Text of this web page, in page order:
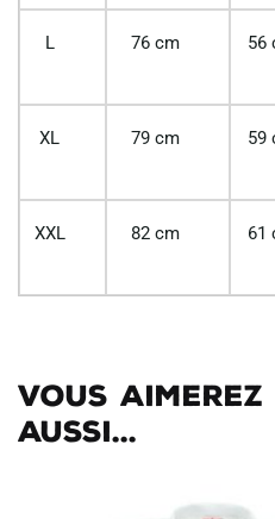
L 76 cm 56
XL 79 cm 59
XXL 82 cm 61
Vous
aussi...